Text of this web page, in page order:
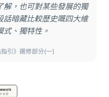
解，也可對某些發展的獨
話暗藏比較歷史嘅四大維
式、獨特性。
引》選修部分(一)
答題